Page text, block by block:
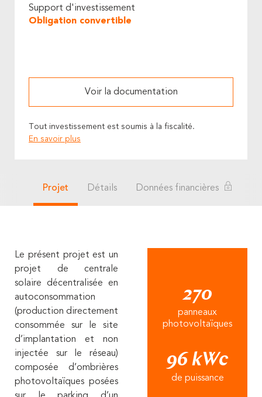
Support d'investissement
Obligation convertible
Voir la documentation
Tout investissement est soumis à la fiscalité.
En savoir plus
Projet Détails Données financières
Le présent projet est un
projet de centrale
solaire décentralisée en
autoconsommation
(production directement
consommée sur le site
d’implantation et non
injectée sur le réseau)
composée d’ombrières
photovoltaïques posées
270
panneaux
photovoltaïques
96 kWc
de puissance